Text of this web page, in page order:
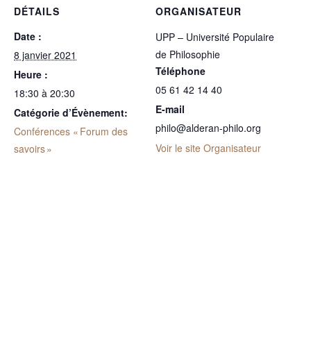
DÉTAILS
Date :
8 janvier 2021
Heure :
18:30 à 20:30
Catégorie d’Évènement:
Conférences « Forum des
savoirs »
ORGANISATEUR
UPP – Université Populaire
de Philosophie
Téléphone
05 61 42 14 40
E-mail
philo@alderan-philo.org
Voir le site Organisateur